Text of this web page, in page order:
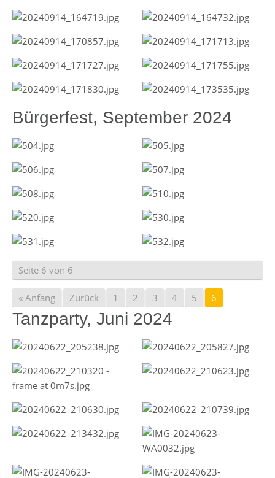
Bürgerfest, September 2024
Seite 6 von 6
« Anfang Zurück 1 2 3 4 5 6
Tanzparty, Juni 2024